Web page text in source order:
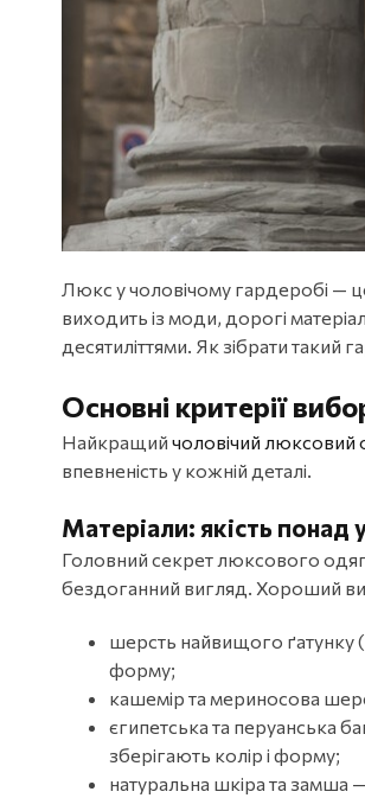
Люкс у чоловічому гардеробі —
виходить із моди, дорогі
десятиліттями. Як зібрати такий
Основні критерії
Найкращий чоловічий люксовий
впевненість у кожній деталі.
Матеріали: якість понад
Головний секрет люксового
бездоганний вигляд. Хороший
шерсть найвищого ґатунку
форму;
кашемір та мериносова
єгипетська та перуанська
зберігають колір і форму;
натуральна шкіра та замша